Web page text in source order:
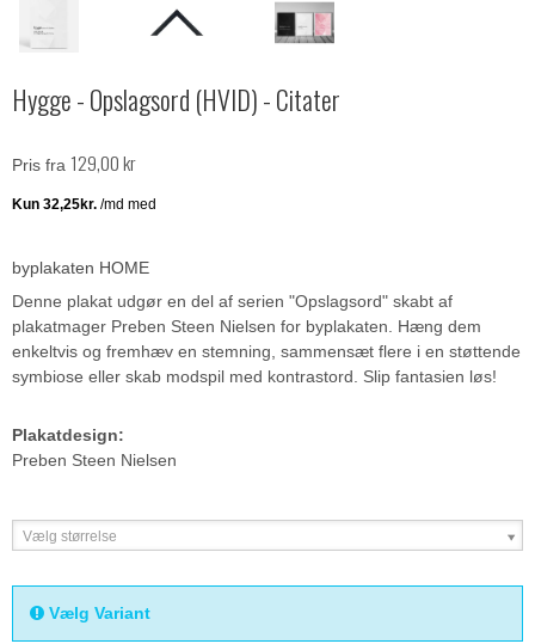
Hygge - Opslagsord (HVID) - Citater
Pris fra 129,00 kr
byplakaten HOME
Denne plakat udgør en del af serien "Opslagsord" skabt af
plakatmager Preben Steen Nielsen for byplakaten. Hæng dem
enkeltvis og fremhæv en stemning, sammensæt flere i en støttende
symbiose eller skab modspil med kontrastord. Slip fantasien løs!
Plakatdesign:
Preben Steen Nielsen
Vælg størrelse
Vælg Variant